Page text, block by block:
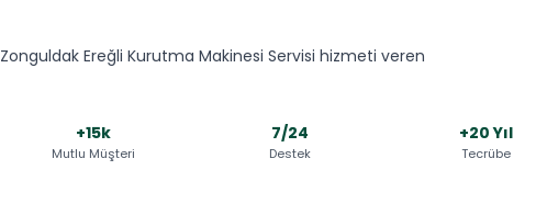
Zonguldak Ereğli Kurutma Makinesi Servisi hizmeti veren
+15k
Mutlu Müşteri
7/24
Destek
+20 Yıl
Tecrübe